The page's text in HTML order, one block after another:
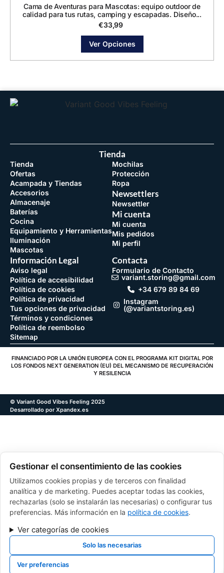
Cama de Aventuras para Mascotas: equipo outdoor de
calidad para tus rutas, camping y escapadas. Diseño...
€33,99
Ver Opciones
Tienda
Tienda
Ofertas
Acampada y Tiendas
Accesorios
Almacenaje
Baterías
Cocina
Equipamiento y Herramientas
Iluminación
Mascotas
Mochilas
Protección
Ropa
Newsettlers
Newsettler
Mi cuenta
Mi cuenta
Mis pedidos
Mi perfil
Información Legal
Aviso legal
Política de accesibilidad
Política de cookies
Política de privacidad
Tus opciones de privacidad
Términos y condiciones
Política de reembolso
Sitemap
Contacta
Formulario de Contacto
variant.storing@gmail.com
+34 679 89 84 69
Instagram
(@variantstoring.es)
FINANCIADO POR LA UNIÓN EUROPEA CON EL PROGRAMA KIT DIGITAL POR
LOS FONDOS NEXT GENERATION (EU) DEL MECANISMO DE RECUPERACIÓN
Y RESILENCIA
© Variant Good Vibes Feeling 2025
Desarrollado por Xpandex.es
Gestionar el consentimiento de las cookies
Utilizamos cookies propias y de terceros con finalidad
analítica y de marketing. Puedes aceptar todas las cookies,
rechazarlas (solo se instalarán las necesarias) o configurar tus
preferencias. Más información en la política de cookies.
Ver categorías de cookies
Solo las necesarias
Ver preferencias